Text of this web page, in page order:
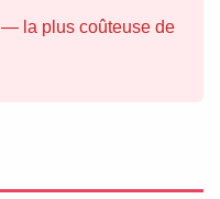
— la plus coûteuse de